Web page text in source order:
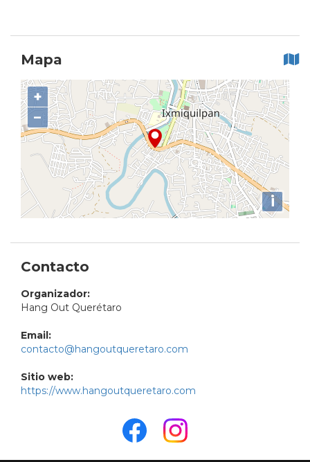
Mapa
+
−
i
Contacto
Organizador:
Hang Out Querétaro
Email:
contacto@hangoutqueretaro.com
Sitio web:
https://www.hangoutqueretaro.com